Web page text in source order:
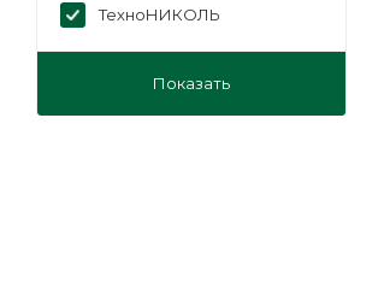
4100х1220х100
4100х1220х50
ТехноНИКОЛЬ
Показать